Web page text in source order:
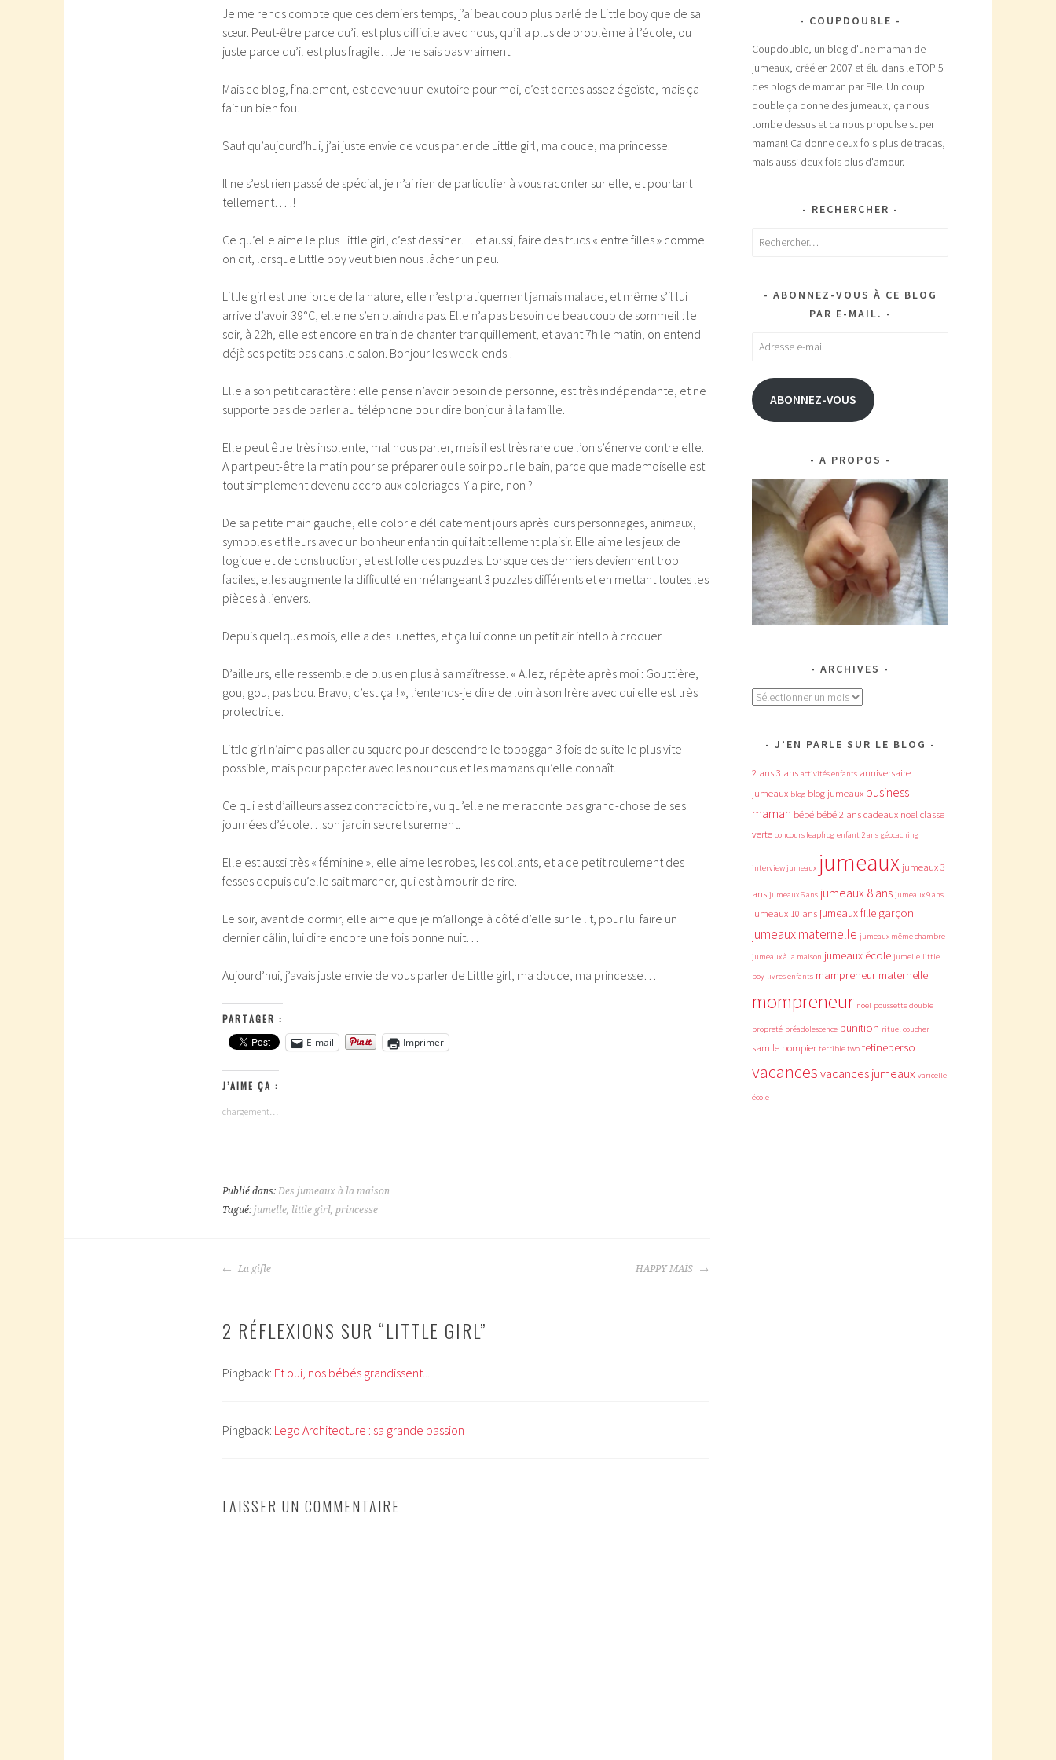
Je me rends compte que ces derniers temps, j’ai beaucoup plus parlé de Little boy que de sa
sœur. Peut-être parce qu’il est plus difficile avec nous, qu’il a plus de problème à l’école, ou
juste parce qu’il est plus fragile…Je ne sais pas vraiment.
Mais ce blog, finalement, est devenu un exutoire pour moi, c’est certes assez égoïste, mais ça
fait un bien fou.
Sauf qu’aujourd’hui, j’ai juste envie de vous parler de Little girl, ma douce, ma princesse.
Il ne s’est rien passé de spécial, je n’ai rien de particulier à vous raconter sur elle, et pourtant
tellement… !!
Ce qu’elle aime le plus Little girl, c’est dessiner… et aussi, faire des trucs « entre filles » comme
on dit, lorsque Little boy veut bien nous lâcher un peu.
Little girl est une force de la nature, elle n’est pratiquement jamais malade, et même s’il lui
arrive d’avoir 39°C, elle ne s’en plaindra pas. Elle n’a pas besoin de beaucoup de sommeil : le
soir, à 22h, elle est encore en train de chanter tranquillement, et avant 7h le matin, on entend
déjà ses petits pas dans le salon. Bonjour les week-ends !
Elle a son petit caractère : elle pense n’avoir besoin de personne, est très indépendante, et ne
supporte pas de parler au téléphone pour dire bonjour à la famille.
Elle peut être très insolente, mal nous parler, mais il est très rare que l’on s’énerve contre elle.
A part peut-être la matin pour se préparer ou le soir pour le bain, parce que mademoiselle est
tout simplement devenu accro aux coloriages. Y a pire, non ?
De sa petite main gauche, elle colorie délicatement jours après jours personnages, animaux,
symboles et fleurs avec un bonheur enfantin qui fait tellement plaisir. Elle aime les jeux de
logique et de construction, et est folle des puzzles. Lorsque ces derniers deviennent trop
faciles, elles augmente la difficulté en mélangeant 3 puzzles différents et en mettant toutes les
pièces à l’envers.
Depuis quelques mois, elle a des lunettes, et ça lui donne un petit air intello à croquer.
D’ailleurs, elle ressemble de plus en plus à sa maîtresse. « Allez, répète après moi : Gouttière,
gou, gou, pas bou. Bravo, c’est ça ! », l’entends-je dire de loin à son frère avec qui elle est très
protectrice.
Little girl n’aime pas aller au square pour descendre le toboggan 3 fois de suite le plus vite
possible, mais pour papoter avec les nounous et les mamans qu’elle connaît.
Ce qui est d’ailleurs assez contradictoire, vu qu’elle ne me raconte pas grand-chose de ses
journées d’école…son jardin secret surement.
Elle est aussi très « féminine », elle aime les robes, les collants, et a ce petit roulement des
fesses depuis qu’elle sait marcher, qui est à mourir de rire.
Le soir, avant de dormir, elle aime que je m’allonge à côté d’elle sur le lit, pour lui faire un
dernier câlin, lui dire encore une fois bonne nuit…
Aujourd’hui, j’avais juste envie de vous parler de Little girl, ma douce, ma princesse…
PARTAGER :
E-mail
Imprimer
J’AIME ÇA :
chargement…
Publié dans: Des jumeaux à la maison
Tagué: jumelle, little girl, princesse
NAVIGATION
La gifle HAPPY MAÏS
2 RÉFLEXIONS SUR “LITTLE GIRL”
Pingback: Et oui, nos bébés grandissent...
Pingback: Lego Architecture : sa grande passion
LAISSER UN COMMENTAIRE
COUPDOUBLE
Coupdouble, un blog d'une maman de
jumeaux, créé en 2007 et élu dans le TOP 5
des blogs de maman par Elle. Un coup
double ça donne des jumeaux, ça nous
tombe dessus et ca nous propulse super
maman! Ca donne deux fois plus de tracas,
mais aussi deux fois plus d'amour.
RECHERCHER
Rechercher :
ABONNEZ-VOUS À CE BLOG
PAR E-MAIL.
Adresse
mail
ABONNEZ-VOUS
A PROPOS
ARCHIVES
Archives
J’EN PARLE SUR LE BLOG
2 ans3 ans activités enfants anniversaire
jumeaux blog blog jumeaux business
maman bébé bébé 2 anscadeaux noëlclasse
verte concours leapfrog enfant 2 ans géocaching
interview jumeaux jumeaux jumeaux 3
ans jumeaux 6 ans jumeaux 8 ans jumeaux 9 ans
jumeaux 10 ans jumeaux fille garçon
jumeaux maternelle jumeaux même chambre
jumeaux à la maison jumeaux école jumelle little
boy livres enfants mampreneur maternelle
mompreneur noël poussette double
propreté préadolescence punition rituel coucher
sam le pompier terrible two tetineperso
vacances vacances jumeaux varicelle
école